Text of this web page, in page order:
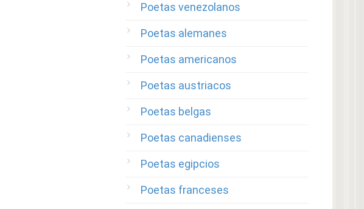
Poetas venezolanos
Poetas alemanes
Poetas americanos
Poetas austriacos
Poetas belgas
Poetas canadienses
Poetas egipcios
Poetas franceses